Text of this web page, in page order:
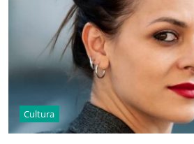
Cultura